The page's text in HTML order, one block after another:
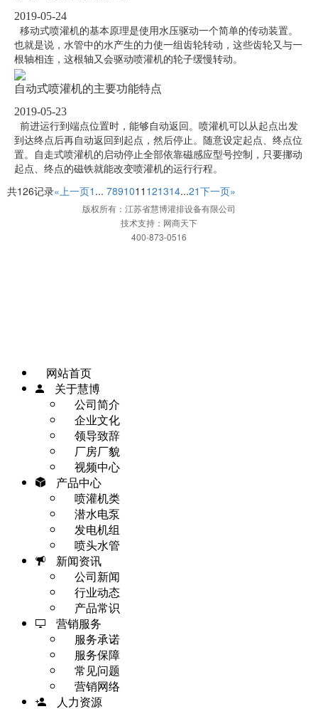
2019-05-24
移动式喷灌机的基本原理是使用水压驱动一个简单的传动装置。
也就是说，水管中的水产生的力使一组齿轮转动，这些齿轮又与一
根轴相连，这根轴又会驱动喷灌机的轮子缓慢转动。
自动式喷灌机的主要功能特点
2019-05-23
前进运行到端点位置时，能够自动返回。喷灌机可以从起点出发
到达终点后再自动返回到起点，然后停止。随意设定起点、终点位
置。自走式喷灌机的启动停止全部依靠磁感应型号控制，只要挪动
起点、终点的磁铁就能改变喷灌机的运行行程。
共126记录«上一页1 ... 7891011 121314...21下一页»
版权所有：江苏省慧博灌排设备有限公司
技术支持：网商天下
400-873-0516
网站首页
关于慧博
公司简介
企业文化
领导致辞
厂房厂貌
视频中心
产品中心
喷灌机类
潜水电泵
发电机组
喷头水管
新闻资讯
公司新闻
行业动态
产品常识
营销服务
服务承诺
服务保障
常见问题
营销网络
人力资源